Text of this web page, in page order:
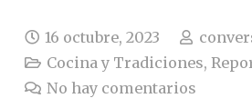
16 octubre, 2023
Cocina y Tradiciones,
No hay comentarios